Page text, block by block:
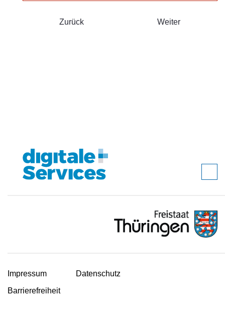
Zurück Weiter
Impressum
Datenschutz
Barrierefreiheit